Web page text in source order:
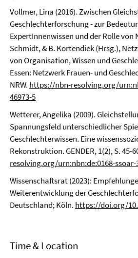
Vollmer, Lina (2016). Zwischen
Geschlechterforschung - zur
ExpertInnenwissen und der Rolle von
Schmidt, & B. Kortendiek (Hrsg.),
von Organisation, Wissen und
Essen: Netzwerk Frauen- und
NRW. https://nbn-resolving.org/
46973-5
Wetterer, Angelika (2009).
Spannungsfeld unterschiedlicher
Geschlechterwissen. Eine
Rekonstruktion. GENDER, 1(2), S. 45-
resolving.org/urn:nbn:de:0168-ssoar-
Wissenschaftsrat (2023):
Weiterentwicklung der
Deutschland; Köln. https://doi.org/
Time & Location